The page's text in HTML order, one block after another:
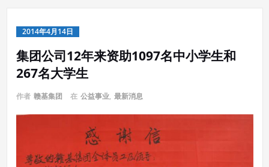
2014年4月14日
集团公司12年来资助1097名中小学生和
267名大学生
作者 赣基集团 在 公益事业, 最新消息